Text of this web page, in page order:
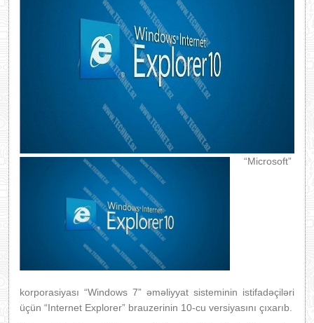
“Microsoft”
korporasiyası “Windows 7” əməliyyat sisteminin istifadəçiləri
üçün “Internet Explorer” brauzerinin 10-cu versiyasını çıxarıb.